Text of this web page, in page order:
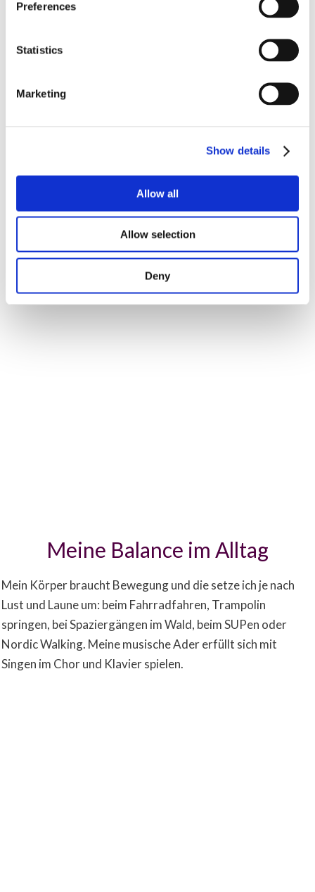
Preferences
Statistics
Marketing
Show details
Allow all
Allow selection
Deny
Meine Balance im Alltag
Mein Körper braucht Bewegung und die setze ich je nach
Lust und Laune um: beim Fahrradfahren, Trampolin
springen, bei Spaziergängen im Wald, beim SUPen oder
Nordic Walking. Meine musische Ader erfüllt sich mit
Singen im Chor und Klavier spielen.